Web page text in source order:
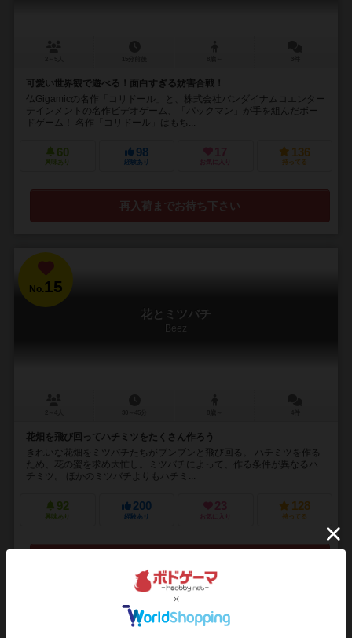
可愛い世界観で遊べる！面白すぎる妨害合戦！
仏Gigamicの名作「コリドール」と、株式会社バンダイナムコエンター
テインメントの名作ビデオゲーム、「パックマン」が手を組んだボー
ドゲーム！ 名作「コリドール」はもち...
60
興味あり
98
経験あり
17
お気に入り
136
持ってる
再入荷までお待ち下さい
No.15
花とミツバチ
Beez
花畑を飛び回ってハチミツをたくさん作ろう
きれいな花畑をミツバチたちがブンブンと飛び回る。 ハチミツを作る
ため、花の蜜を求め大忙し。ミツバチによって、作る条件が異なるハ
チミツ。 ほかのミツバチよりもハチミ...
92
興味あり
200
経験あり
23
お気に入り
128
持ってる